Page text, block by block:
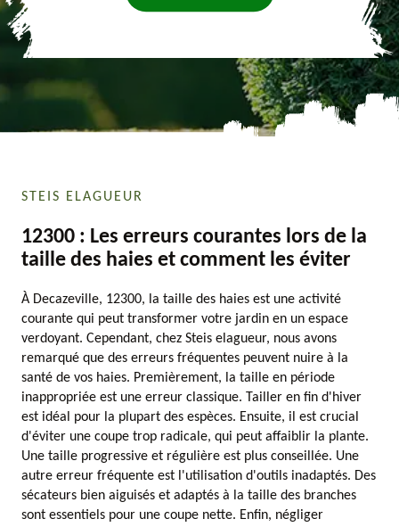
STEIS ELAGUEUR
12300 : Les erreurs courantes lors de la
taille des haies et comment les éviter
À Decazeville, 12300, la taille des haies est une activité
courante qui peut transformer votre jardin en un espace
verdoyant. Cependant, chez Steis elagueur, nous avons
remarqué que des erreurs fréquentes peuvent nuire à la
santé de vos haies. Premièrement, la taille en période
inappropriée est une erreur classique. Tailler en fin d'hiver
est idéal pour la plupart des espèces. Ensuite, il est crucial
d'éviter une coupe trop radicale, qui peut affaiblir la plante.
Une taille progressive et régulière est plus conseillée. Une
autre erreur fréquente est l'utilisation d'outils inadaptés. Des
sécateurs bien aiguisés et adaptés à la taille des branches
sont essentiels pour une coupe nette. Enfin, négliger